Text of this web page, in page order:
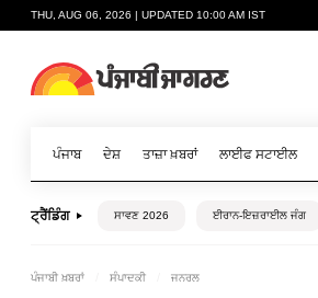
THU, AUG 06, 2026 | UPDATED 10:00 AM IST
ਪੰਜਾਬ ਦੇਸ਼ ਤਾਜ਼ਾ ਖ਼ਬਰਾਂ ਲਾਈਫ ਸਟਾਈਲ
ਟ੍ਰੈਂਡਿੰਗ ਸਾਵਣ 2026 ਈਰਾਨ-ਇਜ਼ਰਾਈਲ ਜੰਗ
ਪੰਜਾਬੀ ਖ਼ਬਰਾਂ ਸੰਪਾਦਕੀ ਜਨਰਲ